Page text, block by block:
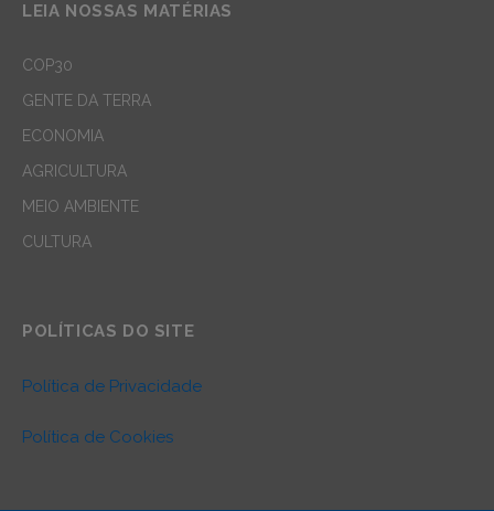
LEIA NOSSAS MATÉRIAS
COP30
GENTE DA TERRA
ECONOMIA
AGRICULTURA
MEIO AMBIENTE
CULTURA
POLÍTICAS DO SITE
Política de Privacidade
Política de Cookies